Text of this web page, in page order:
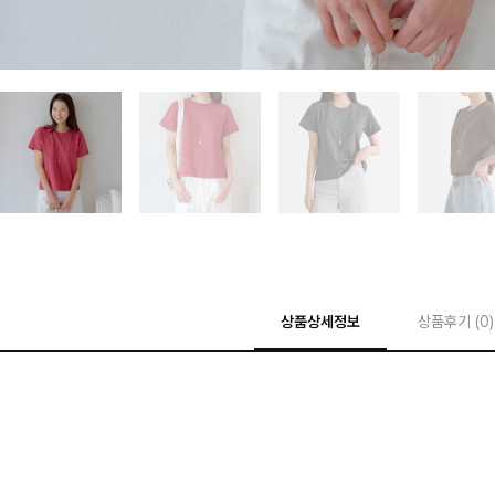
상품상세정보 상품후기 (0)